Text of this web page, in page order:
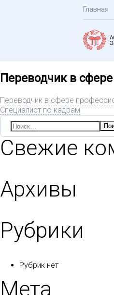
Главная
Переводчик в
Переводчик в сфере
Специалист по кадрам
Найти:
Свежие
Архивы
Рубрики
Рубрик нет
Мета